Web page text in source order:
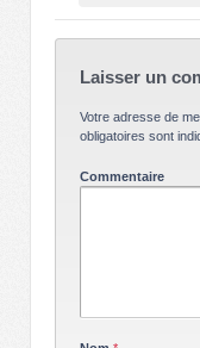
Laisser un
Votre adresse de
obligatoires sont
Commentaire